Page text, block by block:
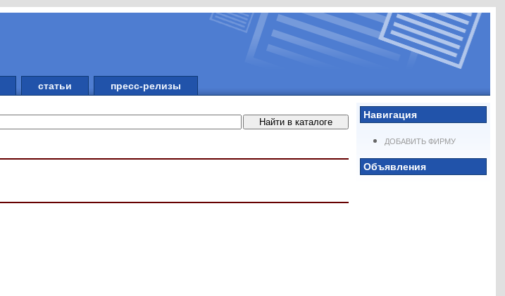
статьи пресс-релизы
Навигация
ДОБАВИТЬ ФИРМУ
Объявления